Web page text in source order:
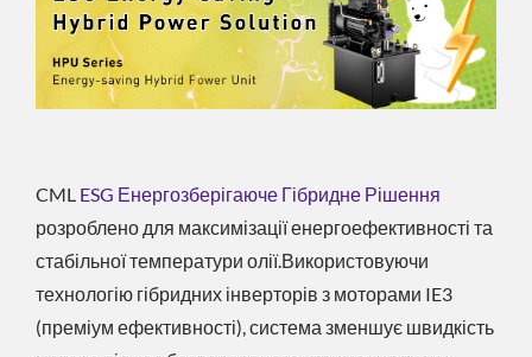
CML ESG Енергозберігаюче Гібридне Рішення
розроблено для максимізації енергоефективності та
стабільної температури олії.Використовуючи
технологію гібридних інверторів з моторами IE3
(преміум ефективності), система зменшує швидкість